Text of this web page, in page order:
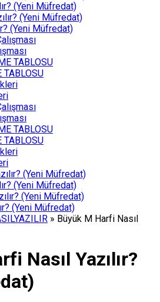
(Yeni Müfredat)
(Yeni Müfredat)
TABLOSU
TABLOSU
(Yeni Müfredat)
(Yeni Müfredat)
» Büyük M Harfi Nasıl
Nasıl Yazılır?